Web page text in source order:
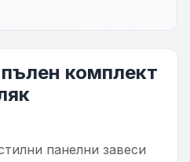
комплект
панелни завеси